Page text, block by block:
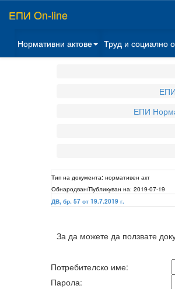
ЕПИ On-line
Нормативни актове Труд и социално
ЕПИ
Тип на документа: нормативен акт
Обнародван/Публикуван на: 2019-07-19
ДВ, бр. 57 от 19.7.2019 г.
За да можете да ползвате
Потребителско име:
Парола: